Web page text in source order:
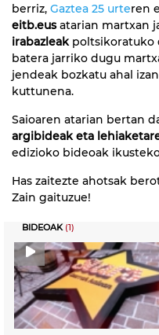
berriz, Gaztea 25 urteren
eitb.eusatarian martxan
irabazleak poltsikoratuko
batera jarriko dugu
jendeak bozkatu ahal
kuttunena.
Saioaren atarian bertan
argibideak eta
edizioko bideoak
Has zaitezte ahotsak
Zain gaituzue!
BIDEOAK (1)